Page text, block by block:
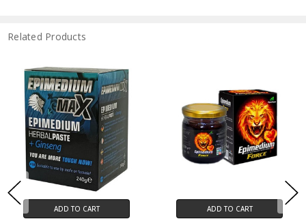
Related Products
ADD TO CART ADD TO CART